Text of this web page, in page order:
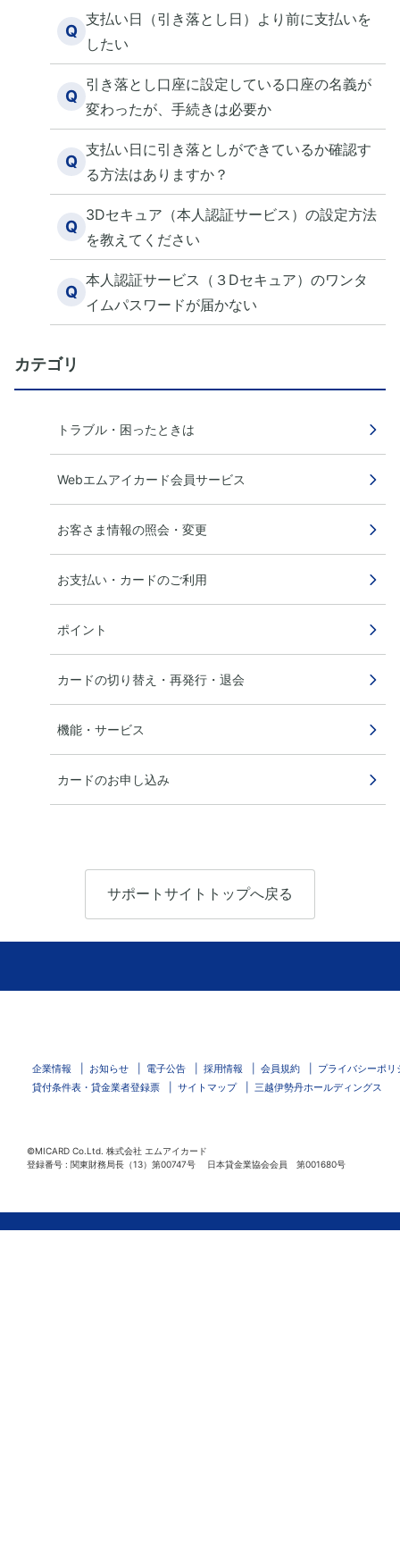
Q
支払い日（引き落とし日）より前に支払いを
したい
Q
引き落とし口座に設定している口座の名義が
変わったが、手続きは必要か
Q
支払い日に引き落としができているか確認す
る方法はありますか？
Q
3Dセキュア（本人認証サービス）の設定方法
を教えてください
Q
本人認証サービス（３Dセキュア）のワンタ
イムパスワードが届かない
カテゴリ
トラブル・困ったときは
Webエムアイカード会員サービス
お客さま情報の照会・変更
お支払い・カードのご利用
ポイント
カードの切り替え・再発行・退会
機能・サービス
カードのお申し込み
サポートサイトトップへ戻る
企業情報 お知らせ 電子公告 採用情報 会員規約
プライバシーポリ
貸付条件表・貸金業者登録票
サイトマップ 三越伊勢丹ホールディングス
©MICARD Co.Ltd. 株式会社 エムアイカード
登録番号 : 関東財務局長（13）第00747号 日本貸金業協会会員 第001680号